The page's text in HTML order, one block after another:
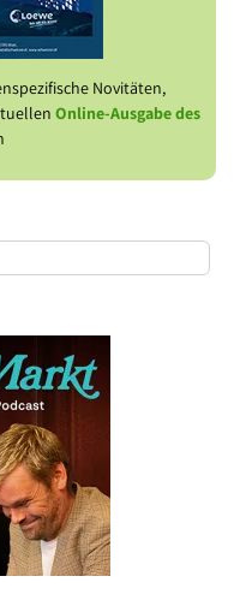
Novitäten,
Online-Ausgabe des